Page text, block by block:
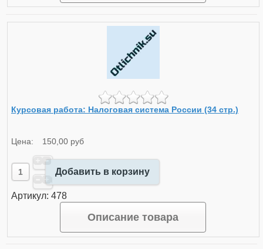
Курсовая работа: Налоговая система России (34 стр.)
Цена: 150,00 руб
Добавить в корзину
Артикул: 478
Описание товара